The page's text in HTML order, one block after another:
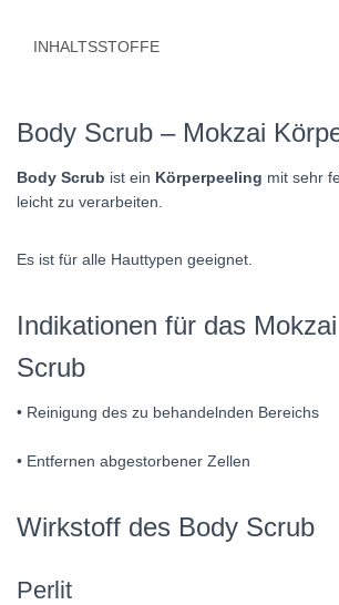
INHALTSSTOFFE
Body Scrub – Mokzai
Body Scrub ist ein Körperpeeling mit sehr
leicht zu verarbeiten.
Es ist für alle Hauttypen geeignet.
Indikationen für das
Scrub
• Reinigung des zu behandelnden Bereichs
• Entfernen abgestorbener Zellen
Wirkstoff des Body Scrub
Perlit